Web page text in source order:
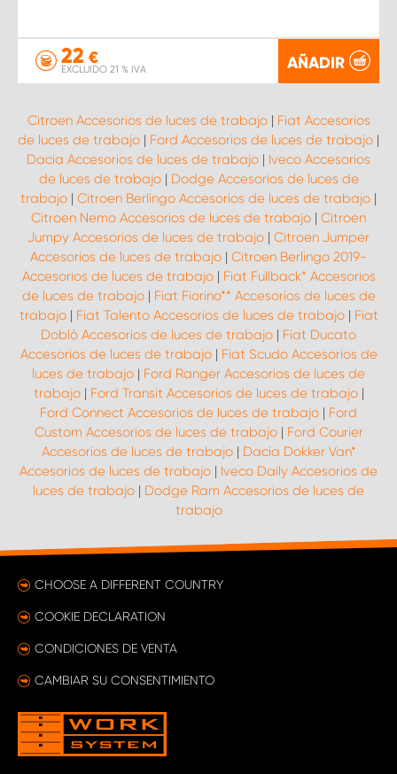
22 €
EXCLUIDO 21 % IVA AÑADIR
Citroen Accesorios de luces de trabajo| Fiat Accesorios
de luces de trabajo | Ford Accesorios de luces de trabajo |
Dacia Accesorios de luces de trabajo | Iveco Accesorios
de luces de trabajo| Dodge Accesorios de luces de
trabajo | Citroen Berlingo Accesorios de luces de trabajo |
Citroen Nemo Accesorios de luces de trabajo | Citroen
Jumpy Accesorios de luces de trabajo | Citroen Jumper
Accesorios de luces de trabajo | Citroen Berlingo 2019-
Accesorios de luces de trabajo| Fiat Fullback* Accesorios
de luces de trabajo| Fiat Fiorino** Accesorios de luces de
trabajo| Fiat Talento Accesorios de luces de trabajo| Fiat
Doblò Accesorios de luces de trabajo | Fiat Ducato
Accesorios de luces de trabajo| Fiat Scudo Accesorios de
luces de trabajo | Ford Ranger Accesorios de luces de
trabajo| Ford Transit Accesorios de luces de trabajo|
Ford Connect Accesorios de luces de trabajo | Ford
Custom Accesorios de luces de trabajo| Ford Courier
Accesorios de luces de trabajo| Dacia Dokker Van*
Accesorios de luces de trabajo | Iveco Daily Accesorios de
luces de trabajo | Dodge Ram Accesorios de luces de
trabajo
CHOOSE A DIFFERENT COUNTRY
COOKIE DECLARATION
CONDICIONES DE VENTA
CAMBIAR SU CONSENTIMIENTO